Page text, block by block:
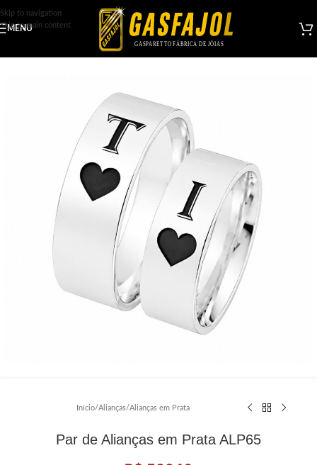
Skip to navigation
Skip to main content
MENU
Início/Alianças/Alianças em Prata
Par de Alianças em Prata ALP65